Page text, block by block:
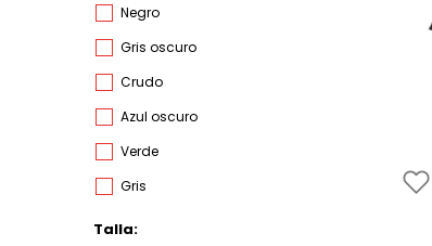
negro
gris oscuro
crudo
azul oscuro
verde
gris
Talla